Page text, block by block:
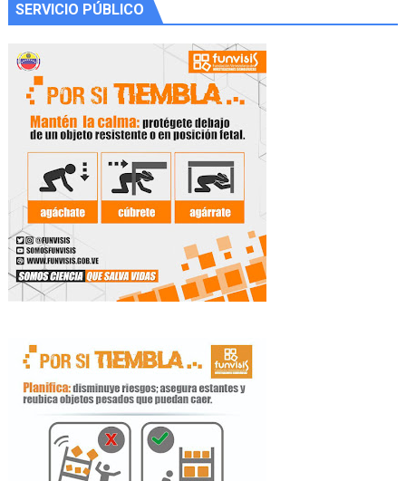
SERVICIO PÚBLICO